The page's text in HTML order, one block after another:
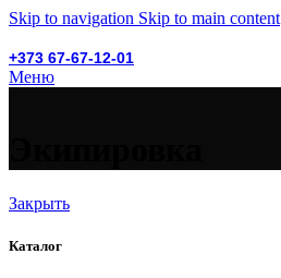
Skip to navigation Skip to main content
+373 67-67-12-01
Меню
Закрыть
Каталог